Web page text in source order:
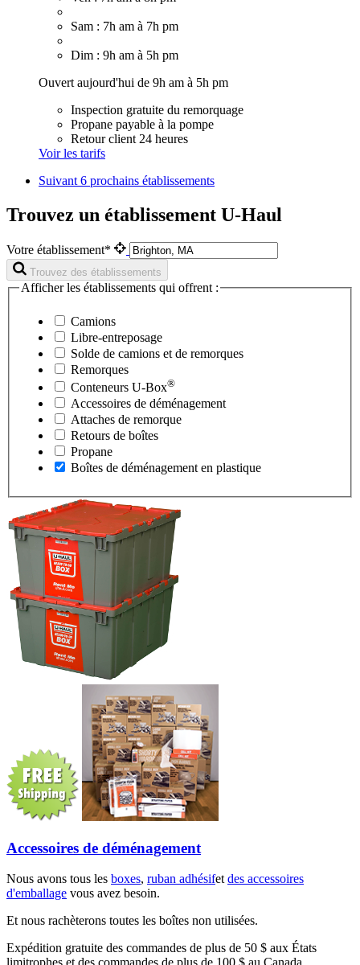
Sam : 7h am à 7h pm
Dim : 9h am à 5h pm
Ouvert aujourd'hui de 9h am à 5h pm
Inspection gratuite du remorquage
Propane payable à la pompe
Retour client 24 heures
Voir les tarifs
Suivant6 prochains établissements
Trouvez un établissement U-Haul
Votre établissement*
Trouvez des établissements
Afficher les établissements qui offrent :
Camions
Libre-entreposage
Solde de camions et de remorques
Remorques
Conteneurs U-Box®
Accessoires de déménagement
Attaches de remorque
Retours de boîtes
Propane
Boîtes de déménagement en plastique
Accessoires de déménagement
Nous avons tous les boxes, ruban adhésifet des accessoires
d'emballage vous avez besoin.
Et nous rachèterons toutes les boîtes non utilisées.
Expédition gratuite des commandes de plus de 50 $ aux États